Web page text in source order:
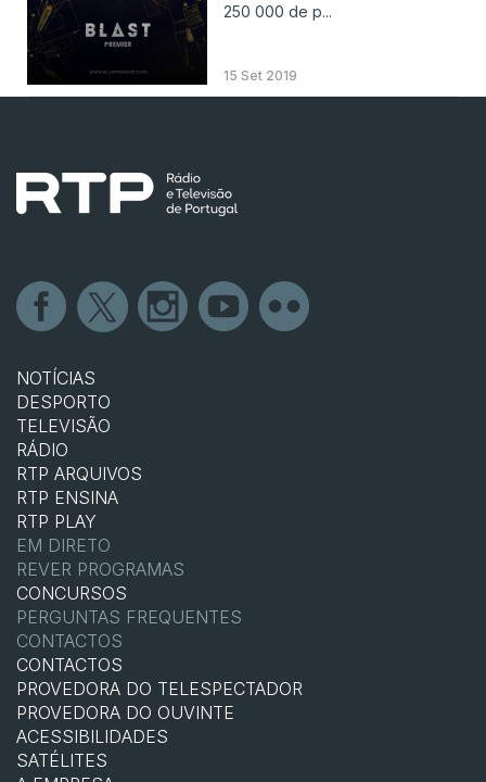
250 000 de p...
15 Set 2019
NOTÍCIAS
DESPORTO
TELEVISÃO
RÁDIO
RTP ARQUIVOS
RTP ENSINA
RTP PLAY
EM DIRETO
REVER PROGRAMAS
CONCURSOS
PERGUNTAS FREQUENTES
CONTACTOS
CONTACTOS
PROVEDORA DO TELESPECTADOR
PROVEDORA DO OUVINTE
ACESSIBILIDADES
SATÉLITES